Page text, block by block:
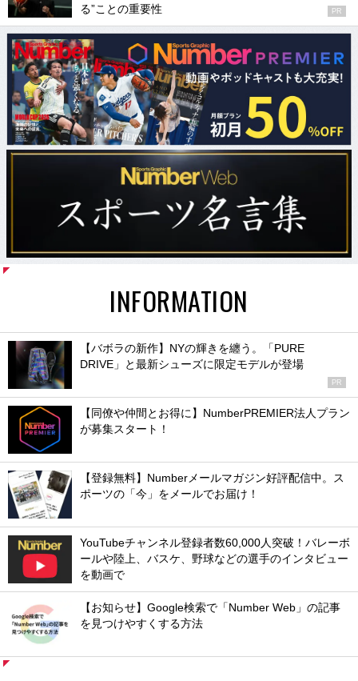
る”ことの重要性
PR
INFORMATION
【バボラの新作】NYの輝きを纏う。「PURE
DRIVE」と最新シューズに限定モデルが登場
PR
【同僚や仲間とお得に】NumberPREMIER法人プラン
が募集スタート！
【登録無料】Numberメールマガジン好評配信中。ス
ポーツの「今」をメールでお届け！
YouTubeチャンネル登録者数60,000人突破！バレーボ
ールや陸上、バスケ、野球などの選手のインタビュー
を動画で
【お知らせ】Google検索で「Number Web」の記事
を見つけやすくする方法